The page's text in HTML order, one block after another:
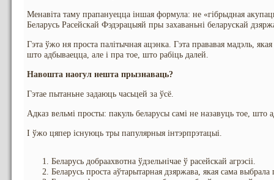
Менавіта таму прапануецца іншая формула: не «гібрыдная
Беларусь Расейскай Фэдэрацыяй пры захаваньні беларускай
Гэта ўжо ня проста палітычная ацэнка. Гэта прававая мадэль,
што адбываецца, але і пра тое, што рабіць далей.
Навошта наогул нешта прызнаваць?
Гэтае пытаньне задаюць часьцей за ўсё.
Адказ вельмі просты: пакуль беларусы самі не назавуць тое, што
І ўжо цяпер існуюць тры папулярныя інтэрпрэтацыі.
Беларусь добраахвотна ўдзельнічае ў расейскай агрэсіі.
Беларусь проста аўтарытарная дзяржава, якая сама